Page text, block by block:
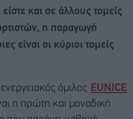
και σε άλλους τομείς
η παραγωγή
είναι οι κύριοι τομείς
όμιλος EUNICE
η πρώτη και μοναδική